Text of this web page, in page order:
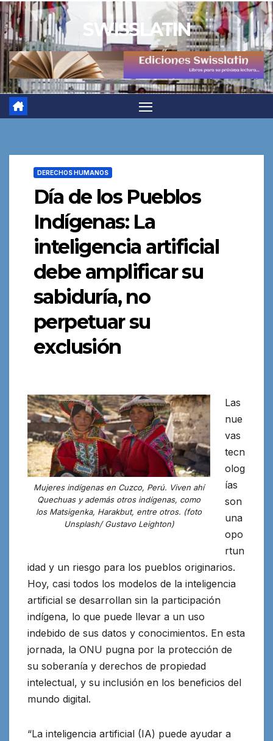
Saltar
al
contenido
SWISSLATIN
DERECHOS HUMANOS
Día de los Pueblos
Indígenas: La
inteligencia artificial
debe amplificar su
sabiduría, no
perpetuar su
exclusión
Mujeres indígenas en Cuzco, Perú. Viven ahí
Quechuas y además otros indígenas, como
los Matsigenka, Harakbut, entre otros. (foto
Unsplash/ Gustavo Leighton)
Las
nue
vas
tecn
olog
ías
son
una
opo
rtun
idad y un riesgo para los pueblos originarios.
Hoy, casi todos los modelos de la inteligencia
artificial se desarrollan sin la participación
indígena, lo que puede llevar a un uso
indebido de sus datos y conocimientos. En esta
jornada, la ONU pugna por la protección de
su soberanía y derechos de propiedad
intelectual, y su inclusión en los beneficios del
mundo digital.
“La inteligencia artificial (IA) puede ayudar a